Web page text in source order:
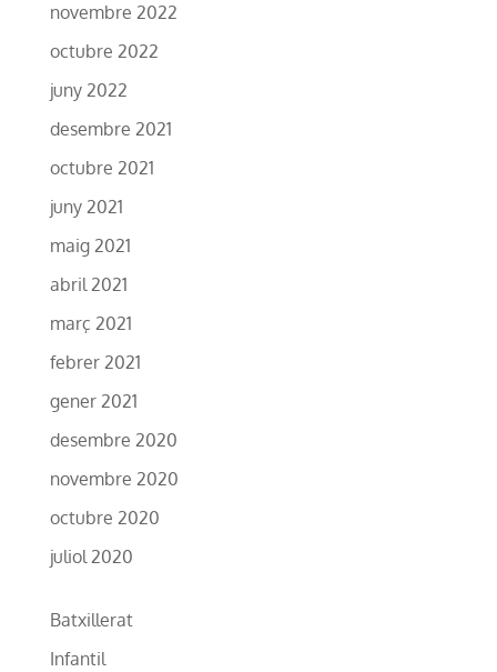
novembre 2022
octubre 2022
juny 2022
desembre 2021
octubre 2021
juny 2021
maig 2021
abril 2021
març 2021
febrer 2021
gener 2021
desembre 2020
novembre 2020
octubre 2020
juliol 2020
Batxillerat
Infantil